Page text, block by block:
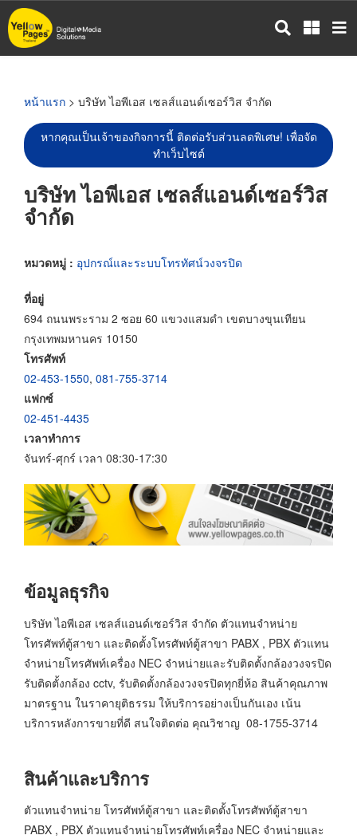
ข้าม
ไป
หน้าแรก > บริษัท ไอพีเอส เซลส์แอนด์เซอร์วิส จำกัด
หากคุณเป็นเจ้าของกิจการนี้ ติดต่อรับส่วนลดพิเศษ! เพื่อจัด
ทำเว็บไซต์
บริษัท ไอพีเอส เซลส์แอนด์เซอร์วิส
จำกัด
หมวดหมู่ : อุปกรณ์และระบบโทรทัศน์วงจรปิด
ที่อยู่
694 ถนนพระราม 2 ซอย 60 แขวงแสมดำ เขตบางขุนเทียน
กรุงเทพมหานคร 10150
โทรศัพท์
02-453-1550, 081-755-3714
แฟกซ์
02-451-4435
เวลาทำการ
จันทร์-ศุกร์ เวลา 08:30-17:30
ข้อมูลธุรกิจ
บริษัท ไอพีเอส เซลส์แอนด์เซอร์วิส จำกัด ตัวแทนจำหน่าย
โทรศัพท์ตู้สาขา และติดตั้งโทรศัพท์ตู้สาขา PABX , PBX ตัวแทน
จำหน่ายโทรศัพท์เครื่อง NEC จำหน่ายและรับติดตั้งกล้องวงจรปิด
รับติดตั้งกล้อง cctv, รับติดตั้งกล้องวงจรปิดทุกยี่ห้อ สินค้าคุณภาพ
มาตรฐาน ในราคายุติธรรม ให้บริการอย่างเป็นกันเอง เน้น
บริการหลังการขายที่ดี สนใจติดต่อ คุณวิชาญ 08-1755-3714
สินค้าและบริการ
ตัวแทนจำหน่าย โทรศัพท์ตู้สาขา และติดตั้งโทรศัพท์ตู้สาขา
PABX , PBX ตัวแทนจำหน่ายโทรศัพท์เครื่อง NEC จำหน่ายและ